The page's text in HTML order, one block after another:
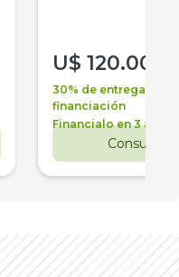
U$ 120.000
30% de entrega +
financiación
Financialo en 3 años
Consultar